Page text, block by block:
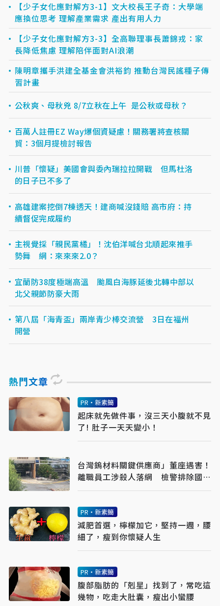
【少子女化應對解方3-1】文大校長王子奇：大學端
應換位思考 理解產業需求 產出有用人力
【少子女化應對解方3-3】全高聯理事長蕭錦戎：家
長降低焦慮 理解陪伴面對AI浪潮
陳明章攜手洪建全基金會洪裕鈞 推動台灣民謠種子傳
習計畫
公秋爽、母秋兇 8/7立秋在上午 是公秋或母秋？
百萬人註冊EZ Way爆個資疑慮！關務署將查核關
貿：3個月提檢討報告
川普「懷疑」美國會與委內瑞拉拉開戰 但馬杜洛
的日子已不多了
高雄建案挖倒7棟透天！建商喊沒錢賠 高市府：持
續督促完成履約
主視覺採「親民黨橘」！沈伯洋喊台北順起來推手
勢舞 網：來來來2.0？
宜蘭防38度極端高溫 颱風白海豚延後北轉中部以
北父親節防豪大雨
第八屆「海青盃」兩岸青少棒交流營 3日在福州
開營
熱門文章
PR・新素簡
起床就先做件事，沒三天小腹就不見
了! 肚子一天天變小！
台灣鎢材料關鍵供應商」董座遇害！
離職員工涉殺人落網 檢警排除國安
介入
PR・新素簡
減肥首選，檸檬加它，堅持一週，腰
細了，瘦到你懷疑人生
PR・新素簡
腹部脂肪的「剋星」找到了，常吃這
幾物，吃走大肚囊，瘦出小蠻腰